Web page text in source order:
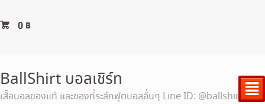
0 ฿
BallShirt บอลเชิร์ท
เสื้อบอลของแท้ และของที่ระลึกฟุตบอลอื่นๆ Line ID: @ballshirt²